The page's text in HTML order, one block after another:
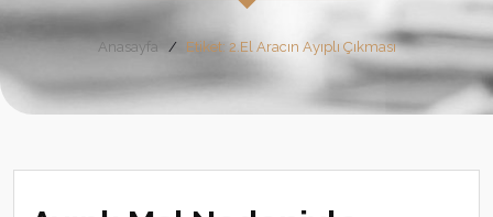
Anasayfa Etiket: 2.El Aracın Ayıplı Çıkması